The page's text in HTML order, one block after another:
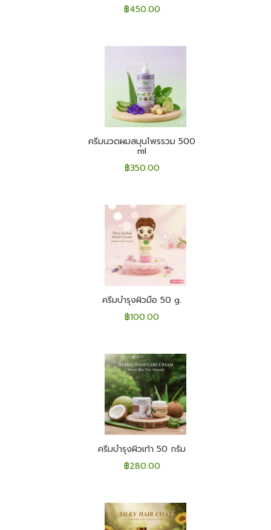
฿450.00
ครีมนวดผมสมุนไพรรวม 500
ml
฿350.00
ครีมบำรุงผิวมือ 50 g.
฿100.00
ครีมบำรุงผิวเท้า 50 กรัม
฿280.00